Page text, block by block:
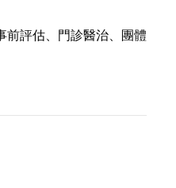
前評估、門診醫治、團體